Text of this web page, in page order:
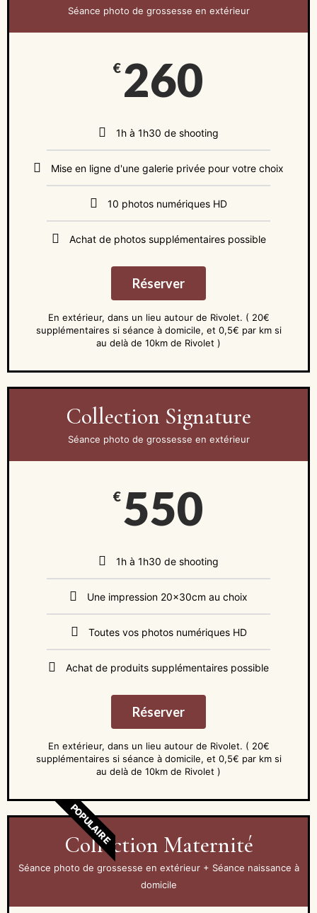
Séance photo de grossesse en extérieur
€ 260
1h à 1h30 de shooting
Mise en ligne d'une galerie privée pour votre choix
10 photos numériques HD
Achat de photos supplémentaires possible
Réserver
En extérieur, dans un lieu autour de Rivolet. ( 20€
supplémentaires si séance à domicile, et 0,5€ par km si
au delà de 10km de Rivolet )
Collection Signature
Séance photo de grossesse en extérieur
€550
1h à 1h30 de shooting
Une impression 20x30cm au choix
Toutes vos photos numériques HD
Achat de produits supplémentaires possible
Réserver
En extérieur, dans un lieu autour de Rivolet. ( 20€
supplémentaires si séance à domicile, et 0,5€ par km si
au delà de 10km de Rivolet )
POPULAIRE
Collection Maternité
Séance photo de grossesse en extérieur + Séance naissance à
domicile